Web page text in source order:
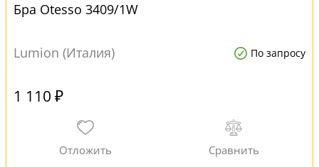
Бра Otesso 3409/1W
Lumion (Италия) По запросу
1 110 ₽